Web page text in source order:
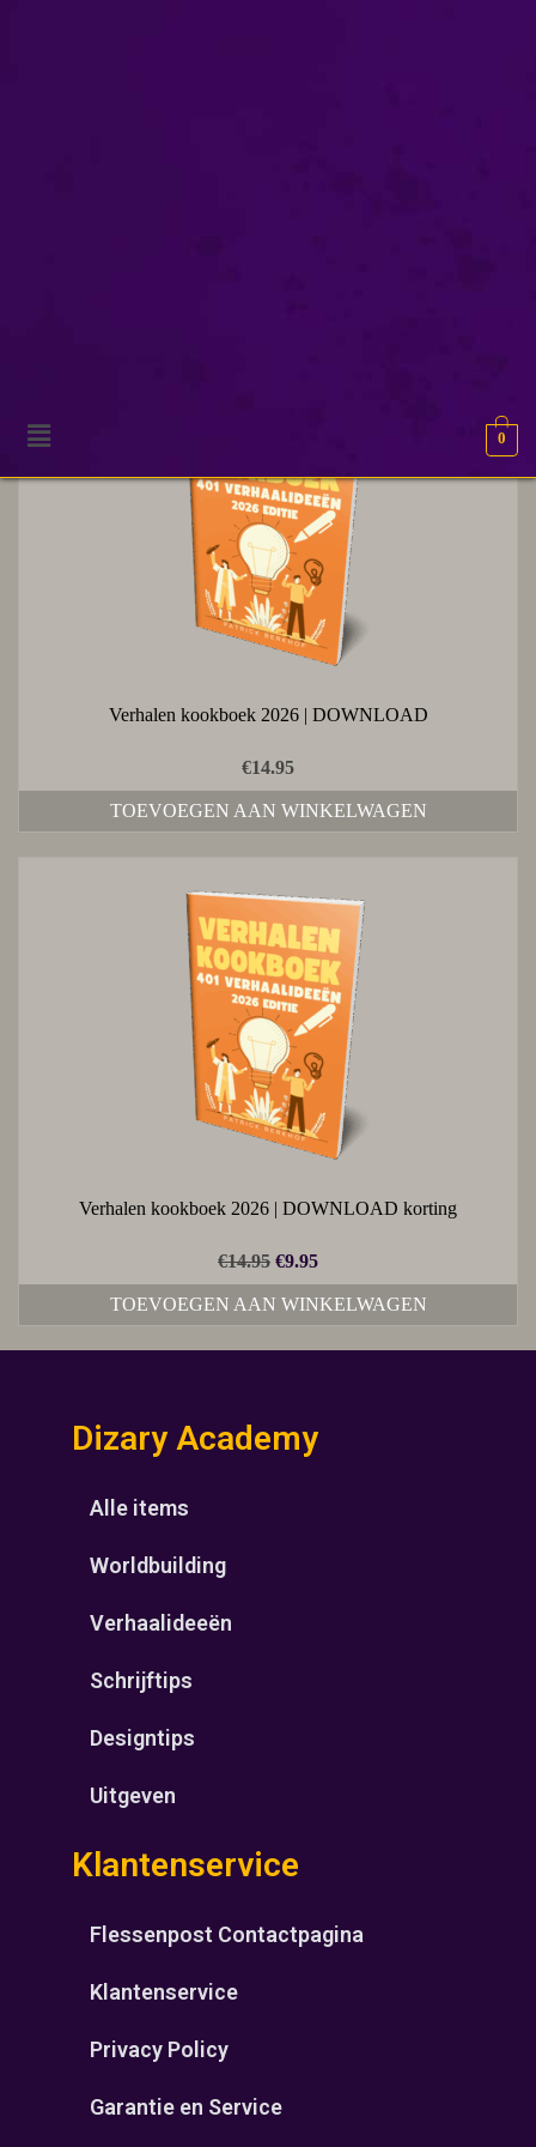
0
Verhalen kookboek 2026 | DOWNLOAD
€14.95
TOEVOEGEN AAN WINKELWAGEN
Verhalen kookboek 2026 | DOWNLOAD korting
€14.95 €9.95
TOEVOEGEN AAN WINKELWAGEN
Dizary Academy
Alle items
Worldbuilding
Verhaalideeën
Schrijftips
Designtips
Uitgeven
Klantenservice
Flessenpost Contactpagina
Klantenservice
Privacy Policy
Garantie en Service